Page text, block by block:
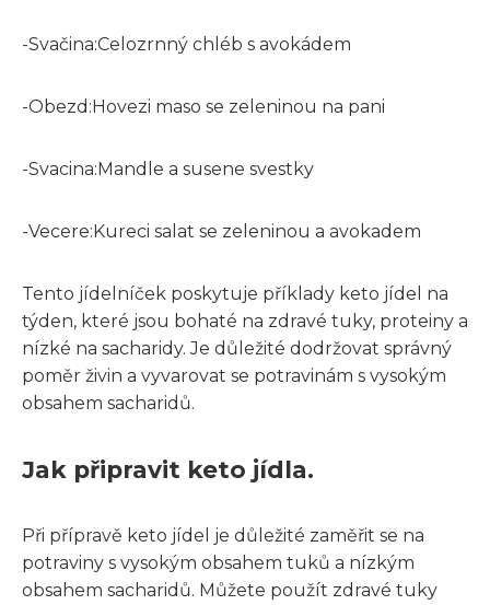
-Svačina:Celozrnný chléb s avokádem
-Obezd:Hovezi maso se zeleninou na pani
-Svacina:Mandle a susene svestky
-Vecere:Kureci salat se zeleninou a avokadem
Tento jídelníček poskytuje příklady keto jídel na
týden, které jsou bohaté na zdravé tuky, proteiny a
nízké na sacharidy. Je důležité dodržovat správný
poměr živin a vyvarovat se potravinám s vysokým
obsahem sacharidů.
Jak připravit keto jídla.
Při přípravě keto jídel je důležité zaměřit se na
potraviny s vysokým obsahem tuků a nízkým
obsahem sacharidů. Můžete použít zdravé tuky